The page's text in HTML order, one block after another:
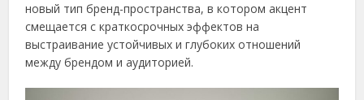
новый тип бренд-пространства, в котором акцент
смещается с краткосрочных эффектов на
выстраивание устойчивых и глубоких отношений
между брендом и аудиторией.